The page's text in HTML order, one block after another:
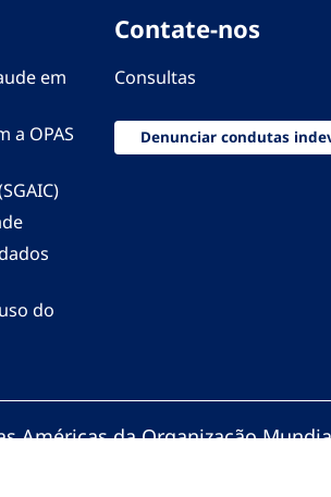
em
a OPAS
do
Contate-nos
Consultas
Denunciar condutas
Américas da Organização